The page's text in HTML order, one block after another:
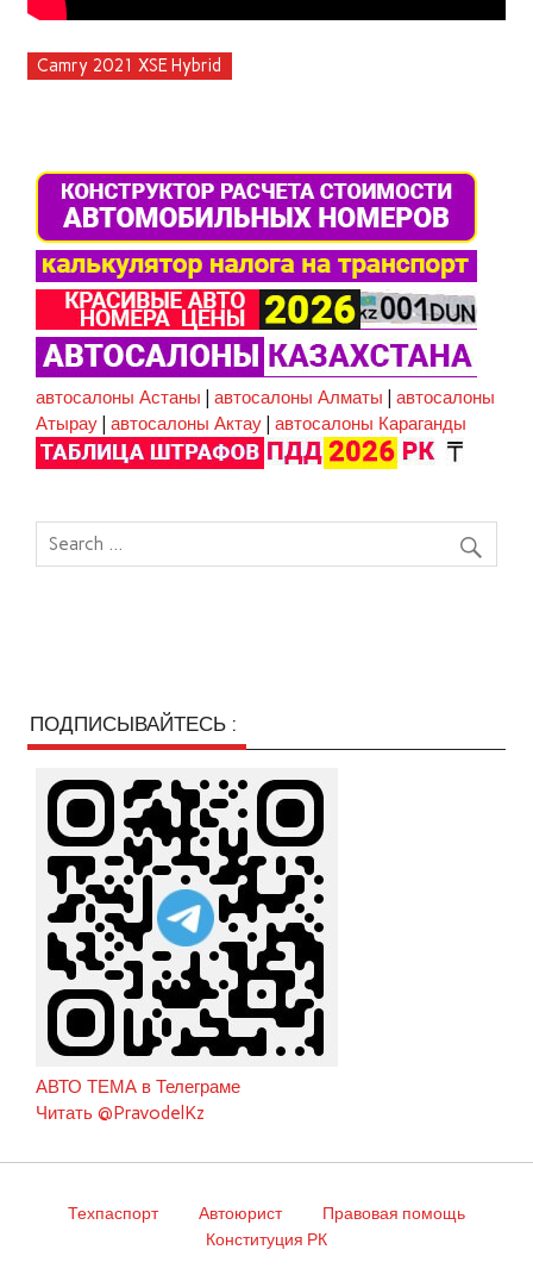
Camry 2021 XSE Hybrid
автосалоны Астаны |автосалоны Алматы |автосалоны
Атырау |автосалоны Актау |автосалоны Караганды
ПОДПИСЫВАЙТЕСЬ :
АВТО ТЕМА в Телеграме
Читать @PravodelKz
Техпаспорт Автоюрист
Правовая помощь
Конституция РК